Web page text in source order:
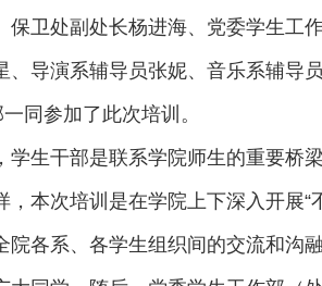
卫处副处长杨进海、党委学生工
导演系辅导员张妮、音乐系辅导
同参加了此次培训。
生干部是联系学院师生的重要桥
本次培训是在学院上下深入开展“
各系、各学生组织间的交流和沟